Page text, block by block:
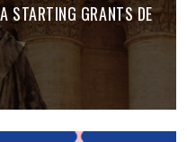
STARTING GRANTS DE